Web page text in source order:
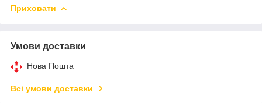
Приховати
Умови доставки
Нова Пошта
Всі умови доставки